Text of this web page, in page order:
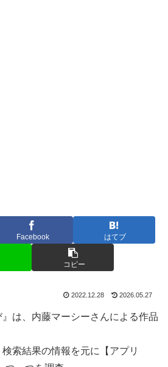
Facebook はてブ
コピー
2022.12.28 2026.05.27
』は、内藤マーシーさんによる作品
索結果の情報を元に【アプリ